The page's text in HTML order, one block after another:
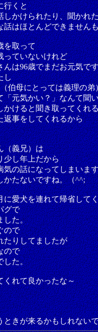
行くと
しかけられたり、聞かれ
話はほとんどできません
を取って
っていないけれど
は96歳でまだお元気で
し
伯母にとっては義理の弟
「元気かい？」なんて聞
かけると聞き取ってくれ
返事をしてくれるから
（義兄）は
少し年上だから
気の話になってしまいま
かたないですね。（^^;
に愛犬を連れて帰省して
グで
した。
ので
たりしてましたが
ので
した。
くれて良かったな～
ときが来るかもしれない